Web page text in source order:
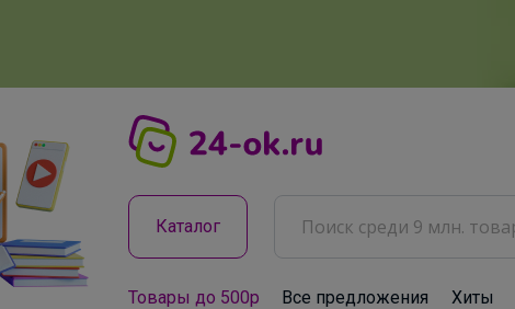
Каталог
Товары до 500р Все предложения Хиты